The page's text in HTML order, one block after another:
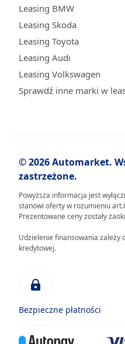
Leasing BMW
Leasing Skoda
Leasing Toyota
Leasing Audi
Leasing Volkswagen
Sprawdź inne marki w
© 2026 Automarket.
zastrzeżone.
Powyższa informacja jest
stanowi oferty w rozumieniu
Prezentowane ceny zostały
Udzielenie finansowania zależy
kredytowej.
Bezpieczne płatności